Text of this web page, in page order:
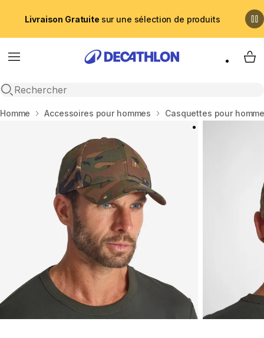
Livraison Gratuite sur une sélection de produits
Menu
Recherche ouverte
My
Accueil
Homme Accessoires pour hommes Casquettes pour